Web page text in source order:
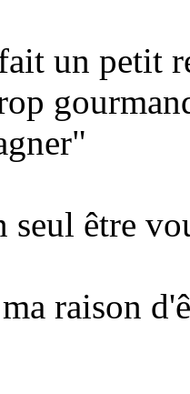
un petit
seul être
raison